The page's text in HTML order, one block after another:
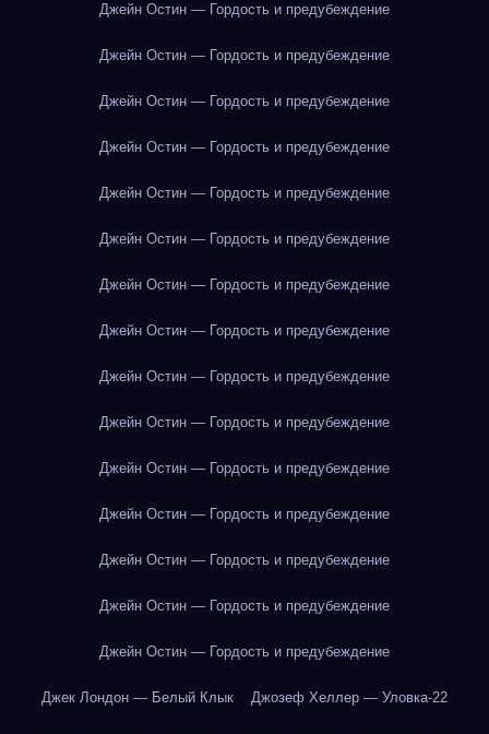
Джейн Остин — Гордость и предубеждение
Джейн Остин — Гордость и предубеждение
Джейн Остин — Гордость и предубеждение
Джейн Остин — Гордость и предубеждение
Джейн Остин — Гордость и предубеждение
Джейн Остин — Гордость и предубеждение
Джейн Остин — Гордость и предубеждение
Джейн Остин — Гордость и предубеждение
Джейн Остин — Гордость и предубеждение
Джейн Остин — Гордость и предубеждение
Джейн Остин — Гордость и предубеждение
Джейн Остин — Гордость и предубеждение
Джейн Остин — Гордость и предубеждение
Джейн Остин — Гордость и предубеждение
Джейн Остин — Гордость и предубеждение
Джек Лондон — Белый Клык Джозеф Хеллер — Уловка-22